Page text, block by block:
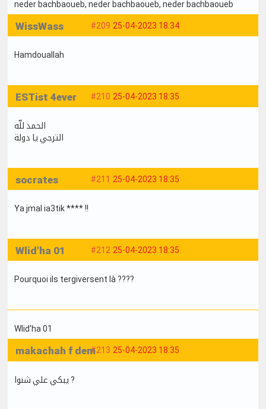
neder bachbaoueb, neder bachbaoueb, neder bachbaoueb
#209 25-04-2023 18:34
WissWass
Hamdouallah
#210 25-04-2023 18:35
ESTist 4ever
الحمد للّه
الترجي يا دولة
#211 25-04-2023 18:35
socrates
Ya jmal ia3tik **** !!
#212 25-04-2023 18:35
Wlid'ha 01
Pourquoi ils tergiversent là ????
Wlid'ha 01
#213 25-04-2023 18:35
makachah f dem
يبكي علي شنوا ?